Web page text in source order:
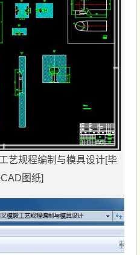
艺规程编制与模具设计[毕
图纸]